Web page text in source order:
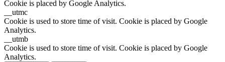
Cookie is placed by Google Analytics.
__utmc
Cookie is used to store time of visit. Cookie is placed by Google
Analytics.
__utmb
Cookie is used to store time of visit. Cookie is placed by Google
Analytics.